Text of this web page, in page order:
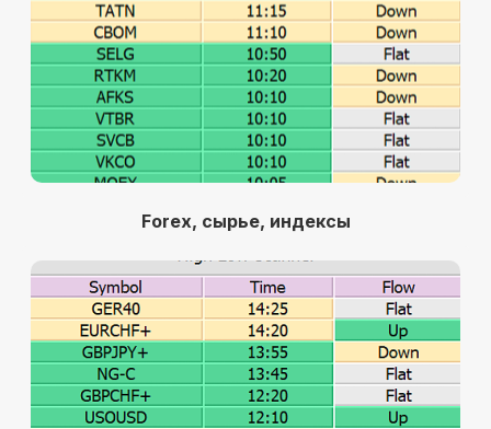
Forex, сырье, индексы